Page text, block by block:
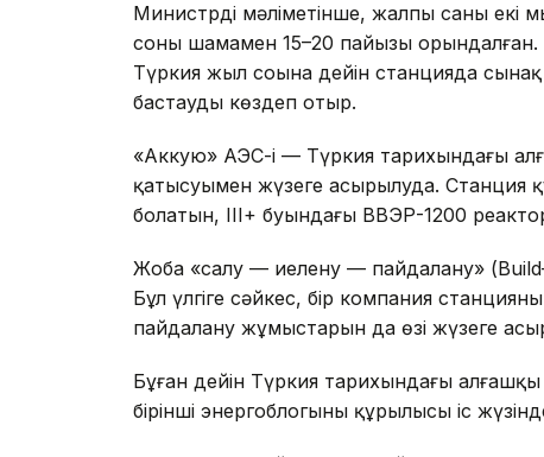
Министрдің мәліметінше, жалпы саны екі
соның шамамен 15–20 пайызы
Түркия жыл соңына дейін станцияда
бастауды көздеп отыр.
«Аккую» АЭС-і — Түркия тарихындағы
қатысуымен жүзеге асырылуда. Станция
болатын, III+ буындағы ВВЭР-1200
Жоба «салу — иелену — пайдалану»
Бұл үлгіге сәйкес, бір компания
пайдалану жұмыстарын да өзі жүзеге
Бұған дейін Түркия тарихындағы
бірінші энергоблогының құрылысы іс